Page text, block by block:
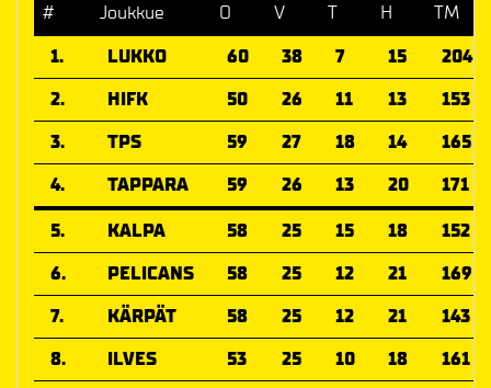
# Joukkue O V T H
TM
1.
LUKKO 60 38 7 15
204
2.
HIFK 50 26 11 13
153
3.
TPS 59 27 18 14
165
4.
TAPPARA 59 26 13 20
171
5.
KALPA 58 25 15 18
152
6.
PELICANS 58 25 12 21
169
7.
KÄRPÄT 58 25 12 21
143
8.
ILVES 53 25 10 18
161